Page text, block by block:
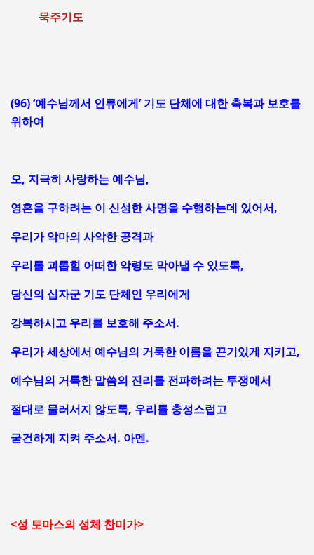
묵주기도
(96) ‘예수님께서 인류에게’ 기도 단체에 대한 축복과 보호를
위하여
오, 지극히 사랑하는 예수님,
영혼을 구하려는 이 신성한 사명을 수행하는데 있어서,
우리가 악마의 사악한 공격과
우리를 괴롭힐 어떠한 악령도 막아낼 수 있도록,
당신의 십자군 기도 단체인 우리에게
강복하시고 우리를 보호해 주소서.
우리가 세상에서 예수님의 거룩한 이름을 끈기있게 지키고,
예수님의 거룩한 말씀의 진리를 전파하려는 투쟁에서
절대로 물러서지 않도록, 우리를 충성스럽고
굳건하게 지켜 주소서. 아멘.
<성 토마스의 성체 찬미가>